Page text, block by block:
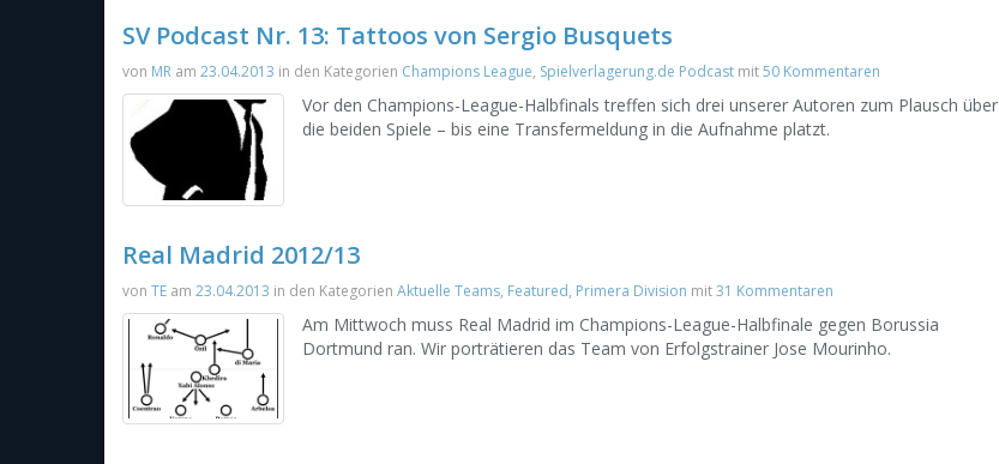
SV Podcast Nr. 13: Tattoos von Sergio Busquets
von MR am 23.04.2013 in den Kategorien Champions League, Spielverlagerung.de Podcast mit50 Kommentaren
Vor den Champions-League-Halbfinals treffen sich drei unserer Autoren zum Plausch über
die beiden Spiele – bis eine Transfermeldung in die Aufnahme platzt.
Real Madrid 2012/13
von TE am 23.04.2013 in den Kategorien Aktuelle Teams, Featured, Primera Division mit31 Kommentaren
Am Mittwoch muss Real Madrid im Champions-League-Halbfinale gegen Borussia
Dortmund ran. Wir porträtieren das Team von Erfolgstrainer Jose Mourinho.